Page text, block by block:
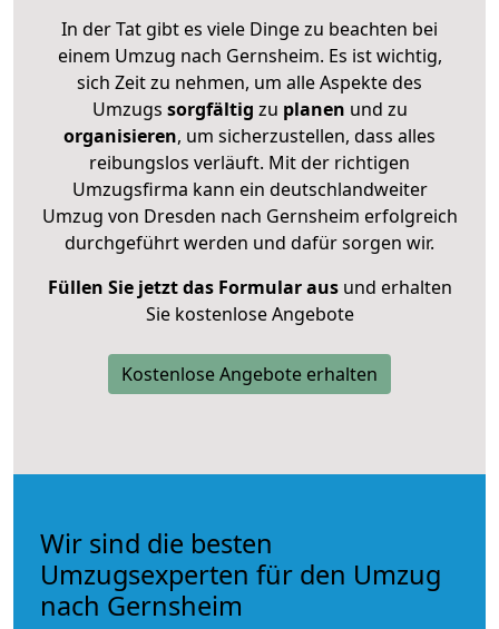
In der Tat gibt es viele Dinge zu beachten bei
einem Umzug nach Gernsheim. Es ist wichtig,
sich Zeit zu nehmen, um alle Aspekte des
Umzugs sorgfältig zu planen und zu
organisieren, um sicherzustellen, dass alles
reibungslos verläuft. Mit der richtigen
Umzugsfirma kann ein deutschlandweiter
Umzug von Dresden nach Gernsheim erfolgreich
durchgeführt werden und dafür sorgen wir.
Füllen Sie jetzt das Formular ausund erhalten
Sie kostenlose Angebote
Kostenlose Angebote erhalten
Wir sind die besten
Umzugsexperten für den Umzug
nach Gernsheim